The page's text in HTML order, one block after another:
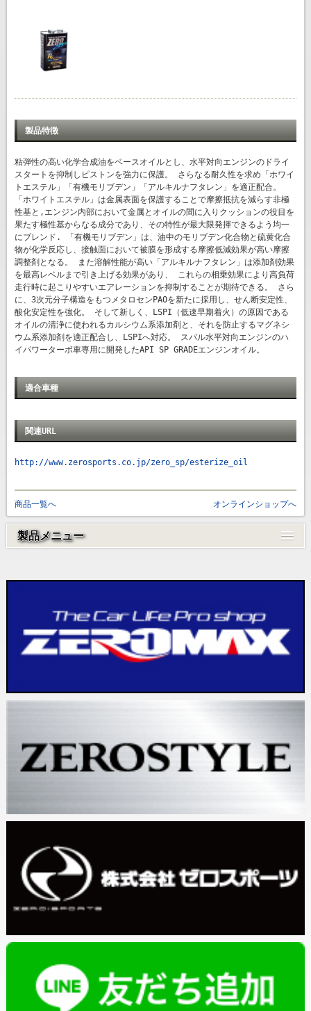
製品メニュー
製品特徴
粘弾性の高い化学合成油をベースオイルとし、水平対向エンジンのドライ
スタートを抑制しピストンを強力に保護。 さらなる耐久性を求め「ホワイ
トエステル」「有機モリブデン」「アルキルナフタレン」を適正配合。
「ホワイトエステル」は金属表面を保護することで摩擦抵抗を減らす非極
性基と,エンジン内部において金属とオイルの間に入りクッションの役目を
果たす極性基からなる成分であり、その特性が最大限発揮できるよう均一
にブレンド. 「有機モリブデン」は、油中のモリブデン化合物と硫黄化合
物が化学反応し、接触面において被膜を形成する摩擦低減効果が高い摩擦
調整剤となる。 また溶解性能が高い「アルキルナフタレン」は添加剤効果
を最高レベルまで引き上げる効果があり、 これらの相乗効果により高負荷
走行時に起こりやすいエアレーションを抑制することが期待できる。 さら
に、3次元分子構造をもつメタロセンPAOを新たに採用し、せん断安定性、
酸化安定性を強化。 そして新しく、LSPI（低速早期着火）の原因である
オイルの清浄に使われるカルシウム系添加剤と、それを防止するマグネシ
ウム系添加剤を適正配合し、LSPIへ対応。 スバル水平対向エンジンのハ
イパワーターボ車専用に開発したAPI SP GRADEエンジンオイル。
適合車種
関連URL
http://www.zerosports.co.jp/zero_sp/esterize_oil
商品一覧へ オンラインショップへ